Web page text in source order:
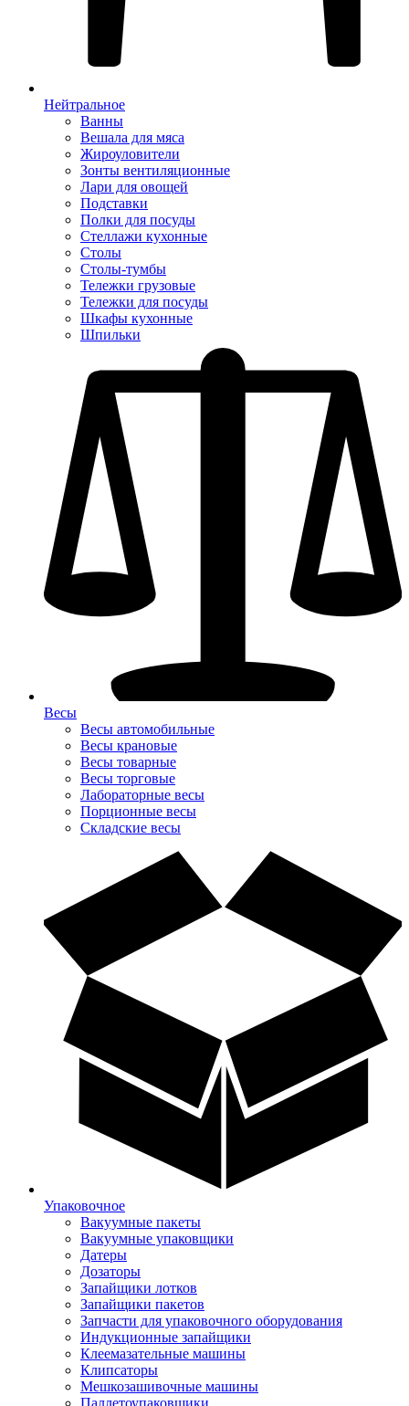
Нейтральное
Ванны
Вешала для мяса
Жироуловители
Зонты вентиляционные
Лари для овощей
Подставки
Полки для посуды
Стеллажи кухонные
Столы
Столы-тумбы
Тележки грузовые
Тележки для посуды
Шкафы кухонные
Шпильки
Весы
Весы автомобильные
Весы крановые
Весы товарные
Весы торговые
Лабораторные весы
Порционные весы
Складские весы
Упаковочное
Вакуумные пакеты
Вакуумные упаковщики
Датеры
Дозаторы
Запайщики лотков
Запайщики пакетов
Запчасти для упаковочного оборудования
Индукционные запайщики
Клеемазательные машины
Клипсаторы
Мешкозашивочные машины
Паллетоупаковщики